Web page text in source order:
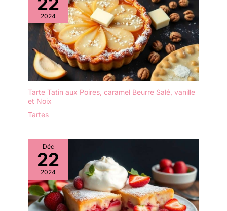
2024
Tarte Tatin aux Poires, caramel Beurre Salé, vanille
et Noix
Tartes
Déc
22
2024